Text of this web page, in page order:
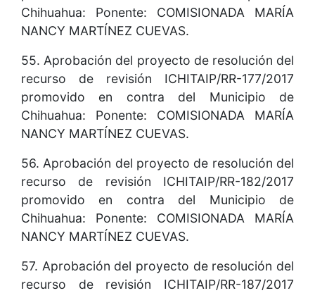
Chihuahua: Ponente: COMISIONADA MARÍA
NANCY MARTÍNEZ CUEVAS.
55. Aprobación del proyecto de resolución del
recurso de revisión ICHITAIP/RR-177/2017
promovido en contra del Municipio de
Chihuahua: Ponente: COMISIONADA MARÍA
NANCY MARTÍNEZ CUEVAS.
56. Aprobación del proyecto de resolución del
recurso de revisión ICHITAIP/RR-182/2017
promovido en contra del Municipio de
Chihuahua: Ponente: COMISIONADA MARÍA
NANCY MARTÍNEZ CUEVAS.
57. Aprobación del proyecto de resolución del
recurso de revisión ICHITAIP/RR-187/2017